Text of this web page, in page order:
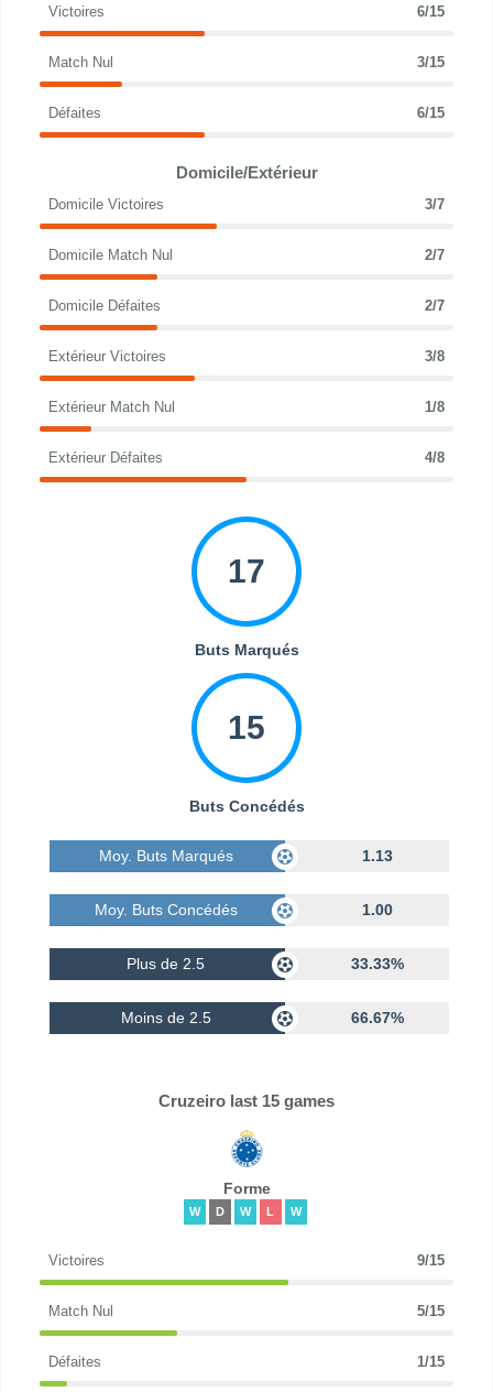
Victoires 6/15
Match Nul 3/15
Défaites 6/15
Domicile/Extérieur
Domicile Victoires 3/7
Domicile Match Nul 2/7
Domicile Défaites 2/7
Extérieur Victoires 3/8
Extérieur Match Nul 1/8
Extérieur Défaites 4/8
17
Buts Marqués
15
Buts Concédés
Moy. Buts Marqués 1.13
Moy. Buts Concédés 1.00
Plus de 2.5 33.33%
Moins de 2.5 66.67%
Cruzeiro last 15 games
Forme
W D W L W
Victoires 9/15
Match Nul 5/15
Défaites 1/15